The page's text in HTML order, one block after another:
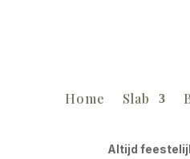
Home Slab
Altijd